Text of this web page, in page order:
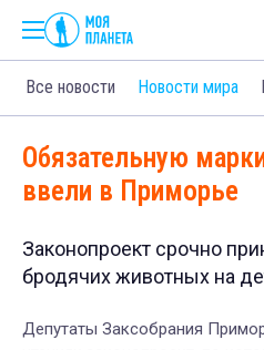
Все новости Новости мира
Обязательную
ввели в Приморье
Законопроект срочно
бродячих животных на
Депутаты Заксобрания